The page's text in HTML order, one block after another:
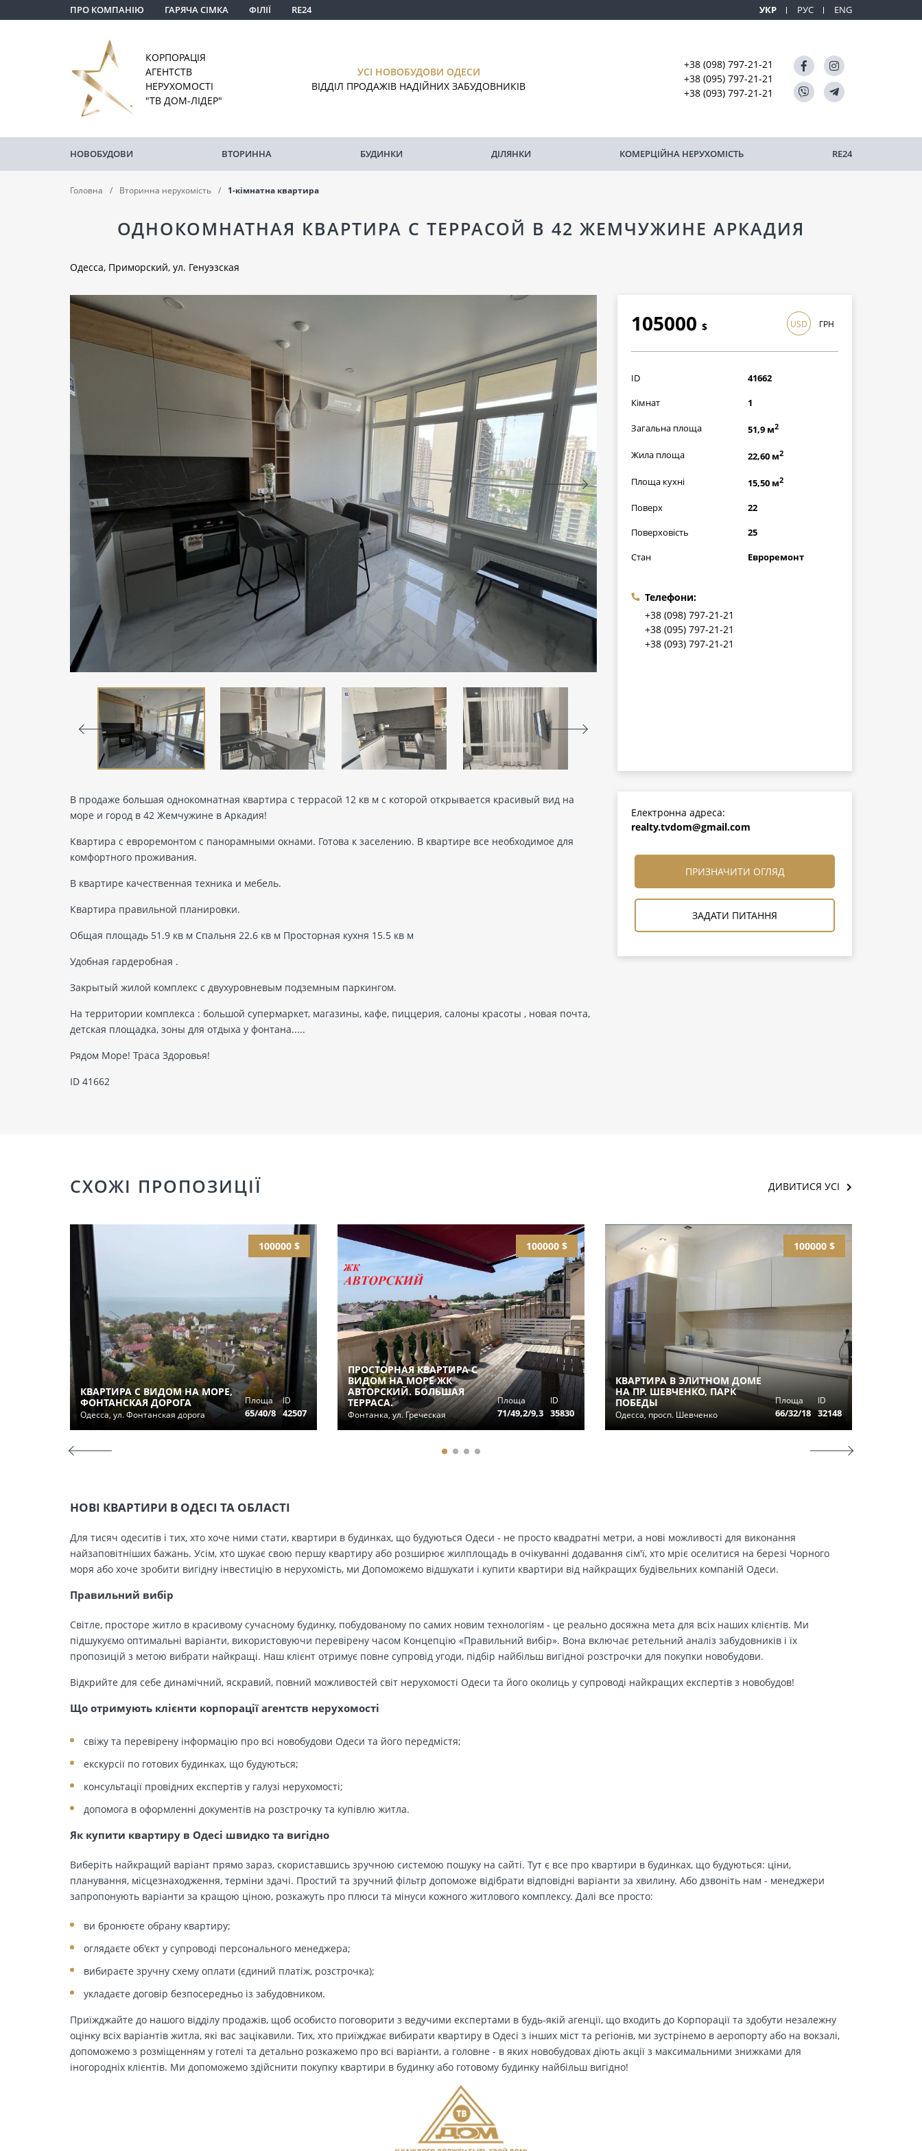
ПРО КОМПАНІЮ ГАРЯЧА СІМКА ФІЛІЇ RE24 УКР РУС ENG
КОРПОРАЦІЯ
АГЕНТСТВ
НЕРУХОМОСТІ
"ТВ ДОМ-ЛІДЕР"
УСІ НОВОБУДОВИ ОДЕСИ
ВІДДІЛ ПРОДАЖІВ НАДІЙНИХ ЗАБУДОВНИКІВ
+38 (098) 797-21-21
+38 (095) 797-21-21
+38 (093) 797-21-21
НОВОБУДОВИ ВТОРИННА БУДИНКИ ДІЛЯНКИ КОМЕРЦІЙНА НЕРУХОМІСТЬ RE24
Головна Вторинна нерухомість 1-кімнатна квартира
ОДНОКОМНАТНАЯ КВАРТИРА C ТЕРРАСОЙ В 42 ЖЕМЧУЖИНЕ АРКАДИЯ
Одесса, Приморский, ул. Генуэзская
105000 $
3045000грн
USD ГРН
ID
41662
Кімнат
1
Загальна площа 51,9 м2
Жила площа 22,60 м2
Площа кухні 15,50 м2
Поверх
22
Поверховість
25
Стан
Евроремонт
Телефони:
+38 (098) 797-21-21
+38 (095) 797-21-21
+38 (093) 797-21-21
В продаже большая однокомнатная квартира с террасой 12 кв м с которой открывается красивый вид на
море и город в 42 Жемчужине в Аркадия!
Квартира с евроремонтом с панорамными окнами. Готова к заселению. В квартире все необходимое для
комфортного проживания.
В квартире качественная техника и мебель.
Квартира правильной планировки.
Общая площадь 51.9 кв м Спальня 22.6 кв м Просторная кухня 15.5 кв м
Удобная гардеробная .
Закрытый жилой комплекс с двухуровневым подземным паркингом.
На территории комплекса : большой супермаркет, магазины, кафе, пиццерия, салоны красоты , новая почта,
детская площадка, зоны для отдыха у фонтана.....
Рядом Море! Траса Здоровья!
ID 41662
Електронна адреса:
realty.tvdom@gmail.com
ПРИЗНАЧИТИ ОГЛЯД
ЗАДАТИ ПИТАННЯ
СХОЖІ ПРОПОЗИЦІЇ ДИВИТИСЯ УСІ
100000 $
КВАРТИРА С ВИДОМ НА МОРЕ,
ФОНТАНСКАЯ ДОРОГА
Одесса, ул. Фонтанская дорога
Площа
65/40/8
ID
42507
100000 $
ПРОСТОРНАЯ КВАРТИРА С
ВИДОМ НА МОРЕ ЖК
АВТОРСКИЙ. БОЛЬШАЯ
ТЕРРАСА.
Фонтанка, ул. Греческая
Площа
71/49,2/9,3
ID
35830
100000 $
КВАРТИРА В ЭЛИТНОМ ДОМЕ
НА ПР. ШЕВЧЕНКО, ПАРК
ПОБЕДЫ
Одесса, просп. Шевченко
Площа
66/32/18
ID
32148
НОВІ КВАРТИРИ В ОДЕСІ ТА ОБЛАСТІ
Для тисяч одеситів і тих, хто хоче ними стати, квартири в будинках, що будуються Одеси - не просто квадратні метри, а нові можливості для виконання
найзаповітніших бажань. Усім, хто шукає свою першу квартиру або розширює жилплощадь в очікуванні додавання сім'ї, хто мріє оселитися на березі Чорного
моря або хоче зробити вигідну інвестицію в нерухомість, ми Допоможемо відшукати і купити квартири від найкращих будівельних компаній Одеси.
Правильний вибір
Світле, просторе житло в красивому сучасному будинку, побудованому по самих новим технологіям - це реально досяжна мета для всіх наших клієнтів. Ми
підшукуємо оптимальні варіанти, використовуючи перевірену часом Концепцію «Правильний вибір». Вона включає ретельний аналіз забудовників і їх
пропозицій з метою вибрати найкращі. Наш клієнт отримує повне супровід угоди, підбір найбільш вигідної розстрочки для покупки новобудови.
Відкрийте для себе динамічний, яскравий, повний можливостей світ нерухомості Одеси та його околиць у супроводі найкращих експертів з новобудов!
Що отримують клієнти корпорації агентств нерухомості
свіжу та перевірену інформацію про всі новобудови Одеси та його передмістя;
екскурсії по готових будинках, що будуються;
консультації провідних експертів у галузі нерухомості;
допомога в оформленні документів на розстрочку та купівлю житла.
Як купити квартиру в Одесі швидко та вигідно
Виберіть найкращий варіант прямо зараз, скориставшись зручною системою пошуку на сайті. Тут є все про квартири в будинках, що будуються: ціни,
планування, місцезнаходження, терміни здачі. Простий та зручний фільтр допоможе відібрати відповідні варіанти за хвилину. Або дзвоніть нам - менеджери
запропонують варіанти за кращою ціною, розкажуть про плюси та мінуси кожного житлового комплексу. Далі все просто:
ви бронюєте обрану квартиру;
оглядаєте об'єкт у супроводі персонального менеджера;
вибираєте зручну схему оплати (єдиний платіж, розстрочка);
укладаєте договір безпосередньо із забудовником.
Приїжджайте до нашого відділу продажів, щоб особисто поговорити з ведучими експертами в будь-якій агенції, що входить до Корпорації та здобути незалежну
оцінку всіх варіантів житла, які вас зацікавили. Тих, хто приїжджає вибирати квартиру в Одесі з інших міст та регіонів, ми зустрінемо в аеропорту або на вокзалі,
допоможемо з розміщенням у готелі та детально розкажемо про всі варіанти, а головне - в яких новобудовах діють акції з максимальними знижками для
іногородніх клієнтів. Ми допоможемо здійснити покупку квартири в будинку або готовому будинку найбільш вигідно!